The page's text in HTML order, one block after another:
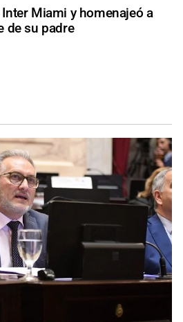
Miami y homenajeó a
de su padre